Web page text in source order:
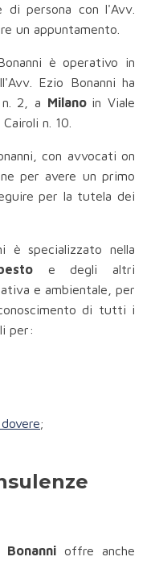
di persona con l'Avv.
un appuntamento.
è operativo in
Ezio Bonanni ha
n. 2, a Milano in Viale
n. 10.
con avvocati on
per avere un primo
per la tutela dei
è specializzato nella
e degli altri
e ambientale, per
di tutti i
per:
;
Bonanni offre anche